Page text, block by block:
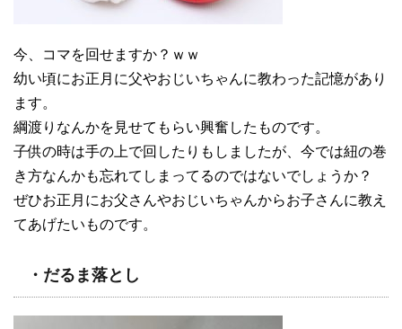
今、コマを回せますか？ｗｗ
幼い頃にお正月に父やおじいちゃんに教わった記憶があり
ます。
綱渡りなんかを見せてもらい興奮したものです。
子供の時は手の上で回したりもしましたが、今では紐の巻
き方なんかも忘れてしまってるのではないでしょうか？
ぜひお正月にお父さんやおじいちゃんからお子さんに教え
てあげたいものです。
・だるま落とし